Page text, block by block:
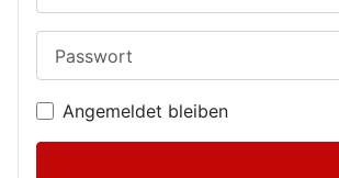
Angemeldet bleiben